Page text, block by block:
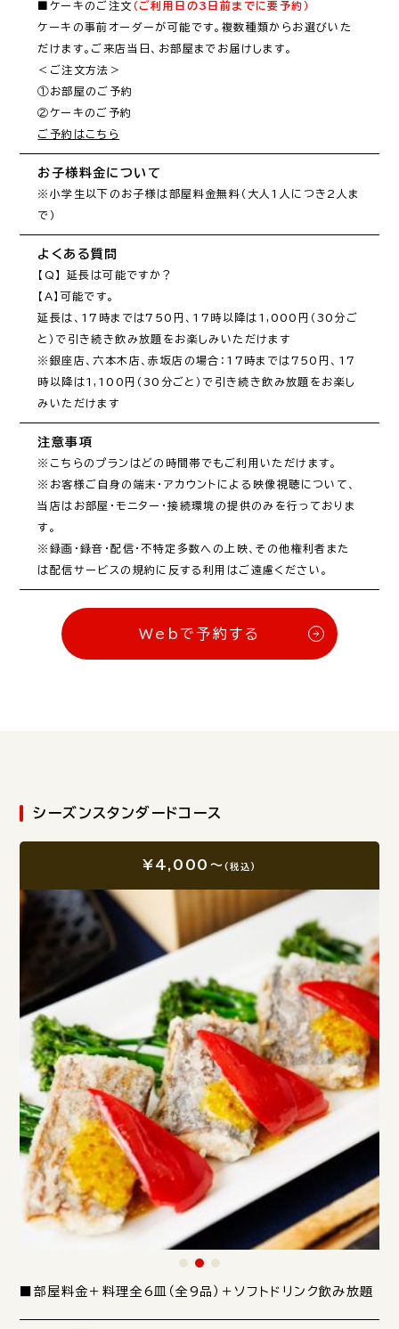
■ケーキのご注文 （ご利用日の3日前までに要予約）
ケーキの事前オーダーが可能です。複数種類からお選びいた
だけます。ご来店当日、お部屋までお届けします。
＜ご注文方法＞
①お部屋のご予約
ご予約はこちら
お子様料金について
※小学生以下のお子様は部屋料金無料（大人1人につき2人ま
で）
よくある質問
【Q】 延長は可能ですか？
【A】可能です。
延長は、17時までは750円、17時以降は1,000円（30分ご
と）で引き続き飲み放題をお楽しみいただけます
※銀座店、六本木店、赤坂店の場合：17時までは750円、17
時以降は1,100円（30分ごと）で引き続き飲み放題をお楽し
注意事項
※こちらのプランはどの時間帯でもご利用いただけます。
※お客様ご自身の端末・アカウントによる映像視聴について、
当店はお部屋・モニター・接続環境の提供のみを行っておりま
す。
※録画・録音・配信・不特定多数への上映、その他権利者また
は配信サービスの規約に反する利用はご遠慮ください。
Webで予約する
シーズンスタンダードコース
¥4,000～(税込)
■部屋料金＋料理全6皿（全9品）＋ソフトドリンク飲み放題